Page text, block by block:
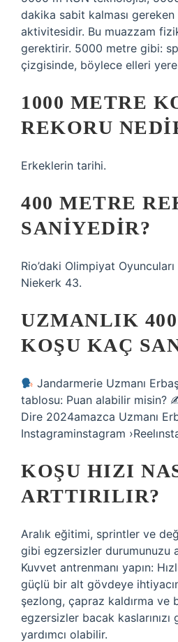
dakika sabit kalması
aktivitesidir. Bu muazzam
gerektirir. 5000 metre gibi:
çizgisinde, böylece elleri
1000 METRE
REKORU
Erkeklerin tarihi.
400 METRE
SANIYEDIR?
Rio’daki Olimpiyat
Niekerk 43.
UZMANLIK
KOŞU KAÇ
Jandarmerie Uzmanı
tablosu: Puan alabilir misin?
Dire 2024amazca Uzmanı
Instagraminstagram
KOŞU HIZI
ARTTIRILIR?
Aralık eğitimi, sprintler ve
gibi egzersizler durumunuzu
Kuvvet antrenmanı yapın:
güçlü bir alt gövdeye
şezlong, çapraz kaldırma ve
egzersizler bacak
yardımcı olabilir.